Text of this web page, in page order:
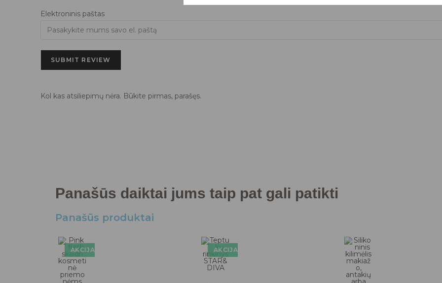
Elektroninis paštas
SUBMIT REVIEW
Kol kas atsiliepimų nėra. Būkite pirmas, parašęs.
Panašūs daiktai jums taip pat gali patikti
Panašūs produktai
AKCIJA! AKCIJA!